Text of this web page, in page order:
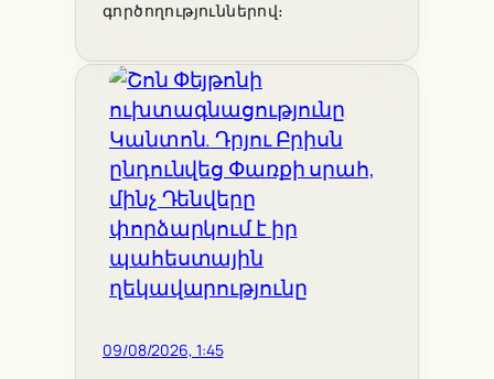
գործողություններով։
09/08/2026, 1:45